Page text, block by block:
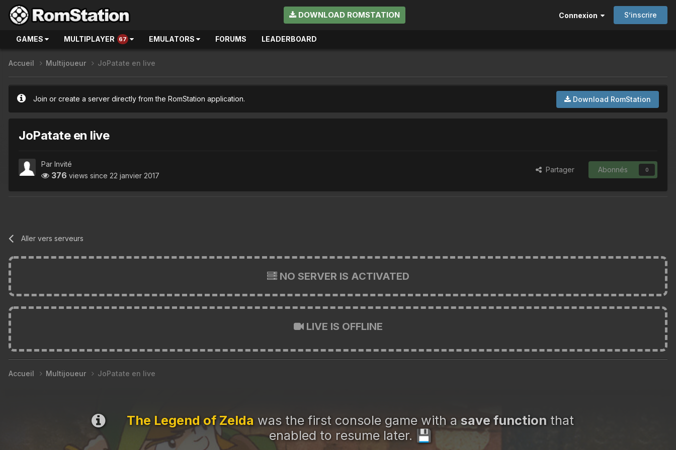
DOWNLOAD ROMSTATION Connexion S’inscrire
GAMES MULTIPLAYER 67 EMULATORS FORUMS LEADERBOARD
Accueil Multijoueur JoPatate en live
Download RomStation
Join or create a server directly from the RomStation application.
JoPatate en live
Par Invité
376 views since 22 janvier 2017
Partager Abonnés 0
Aller vers serveurs
NO SERVER IS ACTIVATED
LIVE IS OFFLINE
Accueil Multijoueur JoPatate en live
The Legend of Zelda was the first console game with a save function that
enabled to resume later. 💾